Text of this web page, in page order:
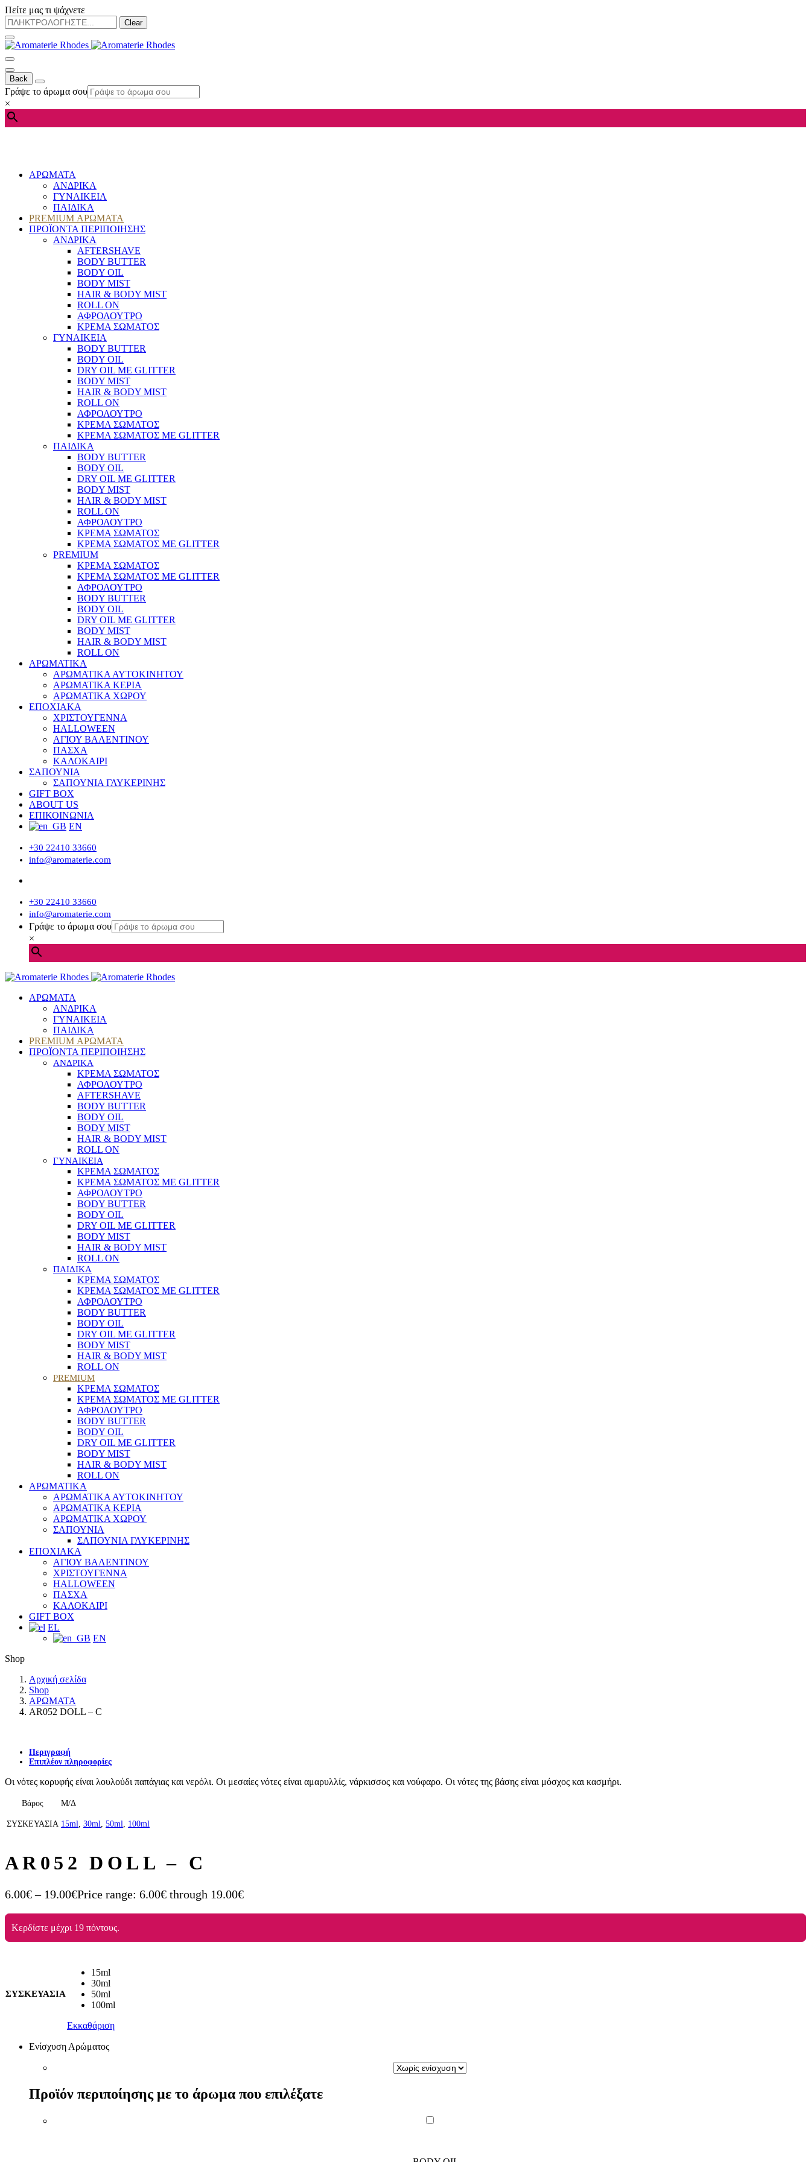
Πείτε μας τι ψάχνετε
Clear
Back
Γράψε το άρωμα σου
×
ΑΡΩΜΑΤΑ
ΑΝΔΡΙΚΑ
ΓΥΝΑΙΚΕΙΑ
ΠΑΙΔΙΚΑ
PREMIUM ΑΡΩΜΑΤΑ
ΠΡΟΪΟΝΤΑ ΠΕΡΙΠΟΙΗΣΗΣ
ΑΝΔΡΙΚΑ
AFTERSHAVE
BODY BUTTER
BODY OIL
BODY MIST
HAIR & BODY MIST
ROLL ON
ΑΦΡΟΛΟΥΤΡΟ
ΚΡΕΜΑ ΣΩΜΑΤΟΣ
ΓΥΝΑΙΚΕΙΑ
BODY BUTTER
BODY OIL
DRY OIL ΜΕ GLITTER
BODY MIST
HAIR & BODY MIST
ROLL ON
ΑΦΡΟΛΟΥΤΡΟ
ΚΡΕΜΑ ΣΩΜΑΤΟΣ
ΚΡΕΜΑ ΣΩΜΑΤΟΣ ΜΕ GLITTER
ΠΑΙΔΙΚΑ
BODY BUTTER
BODY OIL
DRY OIL ΜΕ GLITTER
BODY MIST
HAIR & BODY MIST
ROLL ON
ΑΦΡΟΛΟΥΤΡΟ
ΚΡΕΜΑ ΣΩΜΑΤΟΣ
ΚΡΕΜΑ ΣΩΜΑΤΟΣ ΜΕ GLITTER
PREMIUM
ΚΡΕΜΑ ΣΩΜΑΤΟΣ
ΚΡΕΜΑ ΣΩΜΑΤΟΣ ΜΕ GLITTER
ΑΦΡΟΛΟΥΤΡΟ
BODY BUTTER
BODY OIL
DRY OIL ΜΕ GLITTER
BODY MIST
HAIR & BODY MIST
ROLL ON
ΑΡΩΜΑΤΙΚΑ
ΑΡΩΜΑΤΙΚΑ ΑΥΤΟΚΙΝΗΤΟΥ
ΑΡΩΜΑΤΙΚΑ ΚΕΡΙΑ
ΑΡΩΜΑΤΙΚΑ ΧΩΡΟΥ
ΕΠΟΧΙΑΚΑ
ΧΡΙΣΤΟΥΓΕΝΝΑ
HALLOWEEN
ΑΓΙΟΥ ΒΑΛΕΝΤΙΝΟΥ
ΠΑΣΧΑ
ΚΑΛΟΚΑΙΡΙ
ΣΑΠΟΥΝΙΑ
ΣΑΠΟΥΝΙΑ ΓΛΥΚΕΡΙΝΗΣ
GIFT BOX
ABOUT US
ΕΠΙΚΟΙΝΩΝΙΑ
EN
+30 22410 33660
info@aromaterie.com
+30 22410 33660
info@aromaterie.com
Γράψε το άρωμα σου
×
ΑΡΩΜΑΤΑ
ΑΝΔΡΙΚΑ
ΓΥΝΑΙΚΕΙΑ
ΠΑΙΔΙΚΑ
PREMIUM ΑΡΩΜΑΤΑ
ΠΡΟΪΟΝΤΑ ΠΕΡΙΠΟΙΗΣΗΣ
ΑΝΔΡΙΚΑ
ΚΡΕΜΑ ΣΩΜΑΤΟΣ
ΑΦΡΟΛΟΥΤΡΟ
AFTERSHAVE
BODY BUTTER
BODY OIL
BODY MIST
HAIR & BODY MIST
ROLL ON
ΓΥΝΑΙΚΕΙΑ
ΚΡΕΜΑ ΣΩΜΑΤΟΣ
ΚΡΕΜΑ ΣΩΜΑΤΟΣ ΜΕ GLITTER
ΑΦΡΟΛΟΥΤΡΟ
BODY BUTTER
BODY OIL
DRY OIL ΜΕ GLITTER
BODY MIST
HAIR & BODY MIST
ROLL ON
ΠΑΙΔΙΚΑ
ΚΡΕΜΑ ΣΩΜΑΤΟΣ
ΚΡΕΜΑ ΣΩΜΑΤΟΣ ΜΕ GLITTER
ΑΦΡΟΛΟΥΤΡΟ
BODY BUTTER
BODY OIL
DRY OIL ΜΕ GLITTER
BODY MIST
HAIR & BODY MIST
ROLL ON
PREMIUM
ΚΡΕΜΑ ΣΩΜΑΤΟΣ
ΚΡΕΜΑ ΣΩΜΑΤΟΣ ΜΕ GLITTER
ΑΦΡΟΛΟΥΤΡΟ
BODY BUTTER
BODY OIL
DRY OIL ΜΕ GLITTER
BODY MIST
HAIR & BODY MIST
ROLL ON
ΑΡΩΜΑΤΙΚΑ
ΑΡΩΜΑΤΙΚΑ ΑΥΤΟΚΙΝΗΤΟΥ
ΑΡΩΜΑΤΙΚΑ ΚΕΡΙΑ
ΑΡΩΜΑΤΙΚΑ ΧΩΡΟΥ
ΣΑΠΟΥΝΙΑ
ΣΑΠΟΥΝΙΑ ΓΛΥΚΕΡΙΝΗΣ
ΕΠΟΧΙΑΚΑ
ΑΓΙΟΥ ΒΑΛΕΝΤΙΝΟΥ
ΧΡΙΣΤΟΥΓΕΝΝΑ
HALLOWEEN
ΠΑΣΧΑ
ΚΑΛΟΚΑΙΡΙ
GIFT BOX
EL
EN
Shop
Αρχική σελίδα
Shop
ΑΡΩΜΑΤΑ
AR052 DOLL – C
Περιγραφή
Επιπλέον πληροφορίες
Οι νότες κορυφής είναι λουλούδι παπάγιας και νερόλι. Οι μεσαίες νότες είναι αμαρυλλίς, νάρκισσος και νούφαρο. Οι νότες της βάσης είναι μόσχος και κασμήρι.
Βάρος Μ/Δ
ΣΥΣΚΕΥΑΣΙΑ 15ml, 30ml, 50ml, 100ml
AR052 DOLL – C
6.00€ – 19.00€Price range: 6.00€ through 19.00€
Κερδίστε μέχρι 19 πόντους.
ΣΥΣΚΕΥΑΣΙΑ
15ml
30ml
50ml
100ml
Εκκαθάριση
Ενίσχυση Αρώματος
Προϊόν περιποίησης με το άρωμα που επιλέξατε